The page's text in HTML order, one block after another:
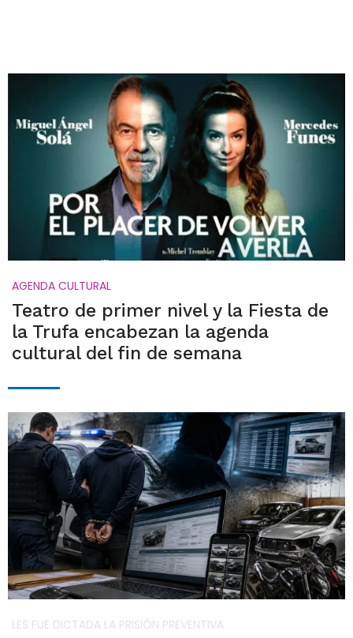
AGENDA CULTURAL
Teatro de primer nivel y la Fiesta de
la Trufa encabezan la agenda
cultural del fin de semana
LES FUE DICTADA LA PRISIÓN PREVENTIVA